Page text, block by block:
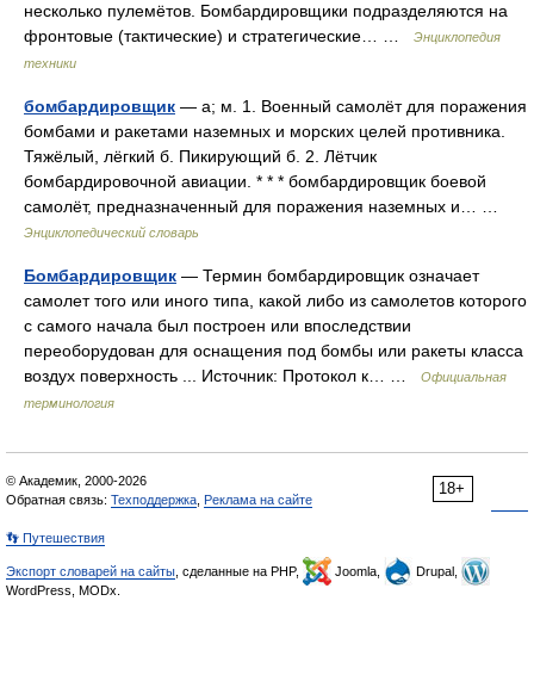
несколько пулемётов. Бомбардировщики подразделяются на
фронтовые (тактические) и стратегические… …
Энциклопедия
техники
бомбардировщик — а; м. 1. Военный самолёт для поражения
бомбами и ракетами наземных и морских целей противника.
Тяжёлый, лёгкий б. Пикирующий б. 2. Лётчик
бомбардировочной авиации. * * * бомбардировщик боевой
самолёт, предназначенный для поражения наземных и… …
Энциклопедический словарь
Бомбардировщик — Термин бомбардировщик означает
самолет того или иного типа, какой либо из самолетов которого
с самого начала был построен или впоследствии
переоборудован для оснащения под бомбы или ракеты класса
воздух поверхность ... Источник: Протокол к… …
Официальная
терминология
18+
© Академик, 2000-2026
Обратная связь: Техподдержка Реклама на сайте
👣 Путешествия
Экспорт словарей на сайты , сделанные на PHP, Joomla,
Drupal,
WordPress, MODx.